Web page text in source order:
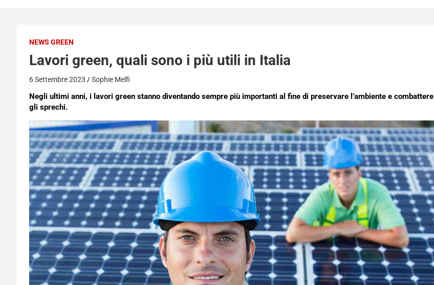
NEWS GREEN
Lavori green, quali sono i più utili in Italia
6 Settembre 2023 Sophie Melfi
Negli ultimi anni, i lavori green stanno diventando sempre più importanti al fine di preservare l’ambiente e combattere
gli sprechi.